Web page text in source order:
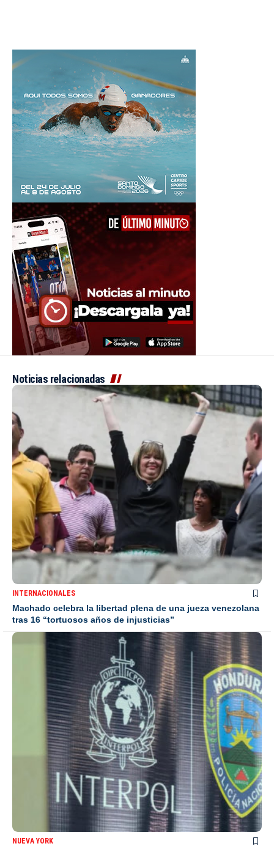
Noticias relacionadas
INTERNACIONALES
Machado celebra la libertad plena de una jueza venezolana
tras 16 “tortuosos años de injusticias”
NUEVA YORK